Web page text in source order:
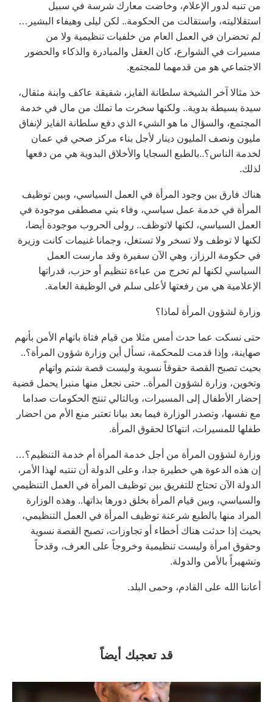
من تنبه لدور الإعلام، وخاضت معارك شرسة في سبيل
استقلاليته، واستقالت من الحكومة.. لكن ليلى وهيفاء البشير…
لم تحضران في العمل العام من خلفيات تنظيمية ولا من
مسيرات في الشوارع، كان العقل والمبادرة والذكاء والحضور
الاجتماعي هو من قدمهما للمجتمع.
خذ مثالا آخر الشيخة سلطانة الفايز، شقيقة عاكف وابنة مثقال،
سيدة بسيطة بدوية.. ولكنها سخرت ما تملك من مال في خدمة
المجتمع، والسؤال ما هو الشيء الذي دفع سلطانة الفايز لإنفاق
مليون ونصف المليون دينار لأجل بناء مركز صحي في عمان
لخدمة الناس؟..بالطبع السجايا والأخلاق البدوية هي من دفعها
لذلك.
هناك فارق بين وجود المرأة في العمل السياسي، وبين توظيف
المرأة في خدمة عمل سياسي، وفاء بني مصطفى موجودة في
العمل السياسي، لكنها لاتوظف.. رولى الحروب موجودة أيضا،
لكنها لا توظف ولا تسخر ولا تستغل، وجمانا غنيمات كانت وزيرة
في حكومة الرزاز، وهي الآن سفيرة وقد مارست العمل
السياسي لكنها لم تخرج من عباءة تنظيم أو حزب، قدراتها
الإعلامية هي من رفعتها لأعلى سلم في الوظيفة العامة.
وزارة لشؤون المرأة لماذا؟
حتى نسكت عما حدث أمس مثلا من قيام فتاة باتهام الأمن بأنهم
صهاينة، وإذا قدمت للمحكمة، نسأل أين وزارة شؤون المرأة؟..
بحيث تصبح القصة حقوقاً نسوية وليست قصة شتم واتهام
وتخوين، وزارة لشؤون المرأة.. حتى نجعل منها منبرا يحمل قضية
إحضار الأطفال إلى المسيرات، وبالتالي تنتج الحكومات صداما
مع نفسها، وتصدر الوزارة فيما بعد بيانا تعتبر منع الأم من احضار
طفلها للمسيرات، انتهاكا لحقوق المرأة.
وزارة لشؤون المرأة من أجل خدمة المرأة أم خدمة التنظيم؟…
إن هذه الدعوة هي خطيرة جدا، وعلى الدولة أن تنتبه لهذا الأمر،
الدولة الآن تحتاج للتفريق بين توظيف المرأة في العمل التنظيمي
والسياسي، وبين قيام المرأة بخلق دورها بذاتها.. وهذه الوزارة
المراد منها بالطبع شرعنة توظيف المرأة في العمل التنظيمي،
بحيث إذا حدثت هناك أخطاء أو تجاوزات، تصبح القصة نسوية
وحقوق امرأة وليست تنظيمية وخروجاً على العرف، وقدحاً
وتشهيراً بالأمن والدولة.
أعاننا الله على القادم، وحمى البلد.
قد تعجبك أيضاً